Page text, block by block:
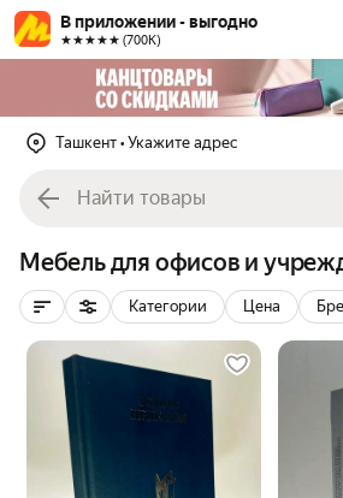
В приложении - выгодно
★★★★★ (700К)
Ташкент • Укажите адрес
Мебель для офисов и
Категории Цена